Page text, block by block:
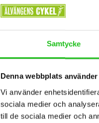
Samtycke
Denna webbplats
Vi använder
sociala medier och
till de sociala medier och
OC